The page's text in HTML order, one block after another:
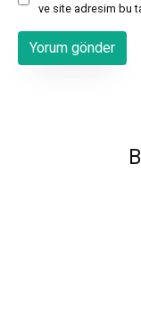
ve site adresim bu